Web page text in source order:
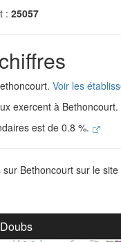
: 25057
Voir les
exercent à Bethoncourt.
est de 0.8 %.
Bethoncourt sur le site